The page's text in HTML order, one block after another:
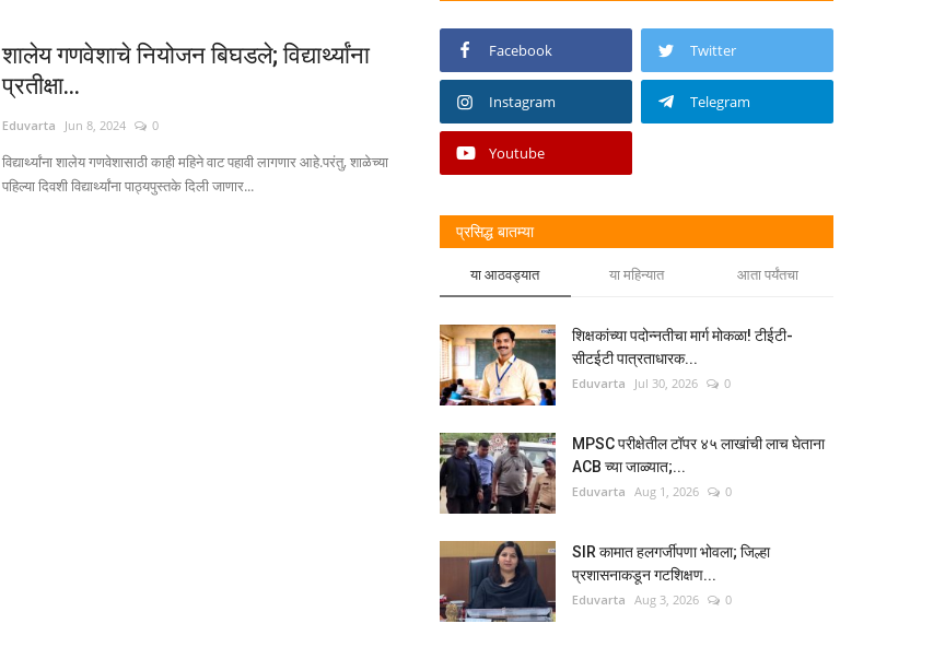
शालेय गणवेशाचे नियोजन बिघडले; विद्यार्थ्यांना
प्रतीक्षा...
Eduvarta Jun 8, 2024 0
विद्यार्थ्यांना शालेय गणवेशासाठी काही महिने वाट पहावी लागणार आहे.परंतु, शाळेच्या
पहिल्या दिवशी विद्यार्थ्यांना पाठ्यपुस्तके दिली जाणार...
Facebook Twitter
Instagram Telegram
Youtube
प्रसिद्ध बातम्या
या आठवड्यात या महिन्यात आता पर्यंतचा
शिक्षकांच्या पदोन्नतीचा मार्ग मोकळा! टीईटी-
सीटईटी पात्रताधारक...
Eduvarta Jul 30, 2026 0
MPSC परीक्षेतील टॉपर ४५ लाखांची लाच घेताना
ACB च्या जाळ्यात;...
Eduvarta Aug 1, 2026 0
SIR कामात हलगर्जीपणा भोवला; जिल्हा
प्रशासनाकडून गटशिक्षण...
Eduvarta Aug 3, 2026 0